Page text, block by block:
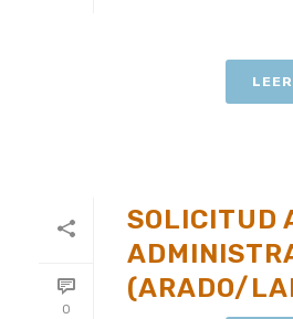
0
SOLICITUD
(ARADO/